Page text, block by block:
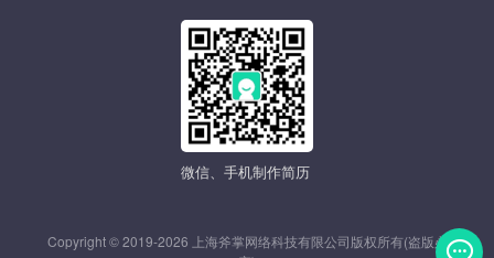
微信、手机制作简历
Copyright © 2019-2026 上海斧掌网络科技有限公司版权所有(盗版必